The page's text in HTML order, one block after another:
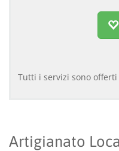
Tutti i servizi sono
Artigianato